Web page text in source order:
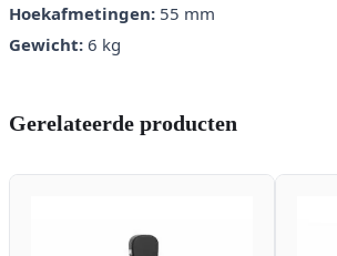
Hoekafmetingen: 55 mm
Gewicht: 6 kg
Gerelateerde producten